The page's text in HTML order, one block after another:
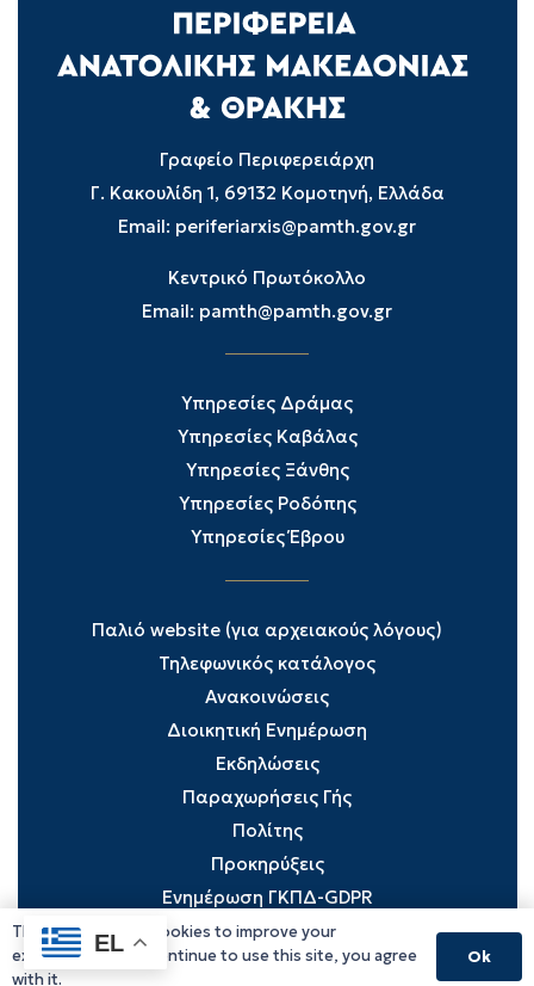
Γραφείο Περιφερειάρχη
Γ. Κακουλίδη 1, 69132 Κομοτηνή, Ελλάδα
Email: periferiarxis@pamth.gov.gr
Κεντρικό Πρωτόκολλο
Email: pamth@pamth.gov.gr
Υπηρεσίες Δράμας
Υπηρεσίες Καβάλας
Υπηρεσίες Ξάνθης
Υπηρεσίες Ροδόπης
Υπηρεσίες Έβρου
Παλιό website (για αρχειακούς λόγους)
Τηλεφωνικός κατάλογος
Ανακοινώσεις
Διοικητική Ενημέρωση
Εκδηλώσεις
Παραχωρήσεις Γής
Πολίτης
Προκηρύξεις
Ενημέρωση ΓΚΠΔ-GDPR
EL
This website uses cookies to improve your
experience. If you continue to use this site, you agree
with it.
Ok